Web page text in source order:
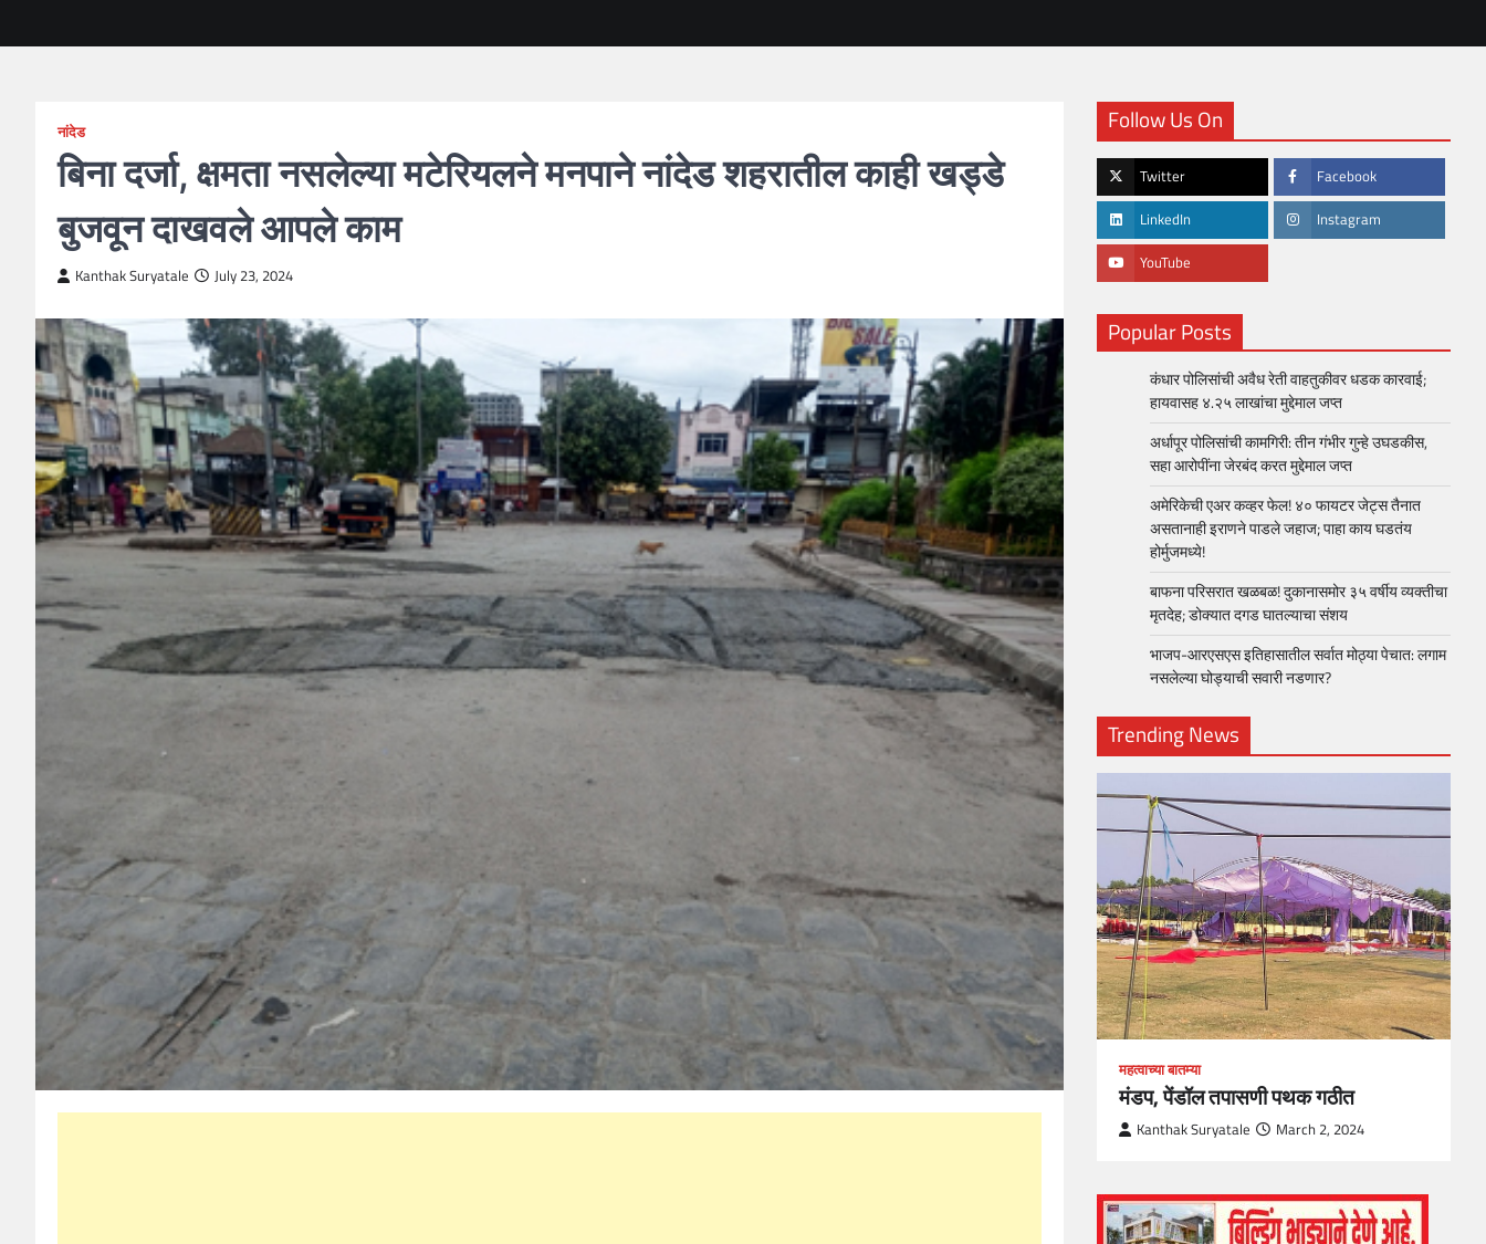
नांदेड
बिना दर्जा, क्षमता नसलेल्या मटेरियलने मनपाने नांदेड शहरातील काही खड्डे
बुजवून दाखवले आपले काम
Kanthak Suryatale July 23, 2024
Follow Us On
Twitter Facebook
LinkedIn Instagram
YouTube
Popular Posts
कंधार पोलिसांची अवैध रेती वाहतुकीवर धडक कारवाई;
हायवासह ४.२५ लाखांचा मुद्देमाल जप्त
अर्धापूर पोलिसांची कामगिरी: तीन गंभीर गुन्हे उघडकीस,
सहा आरोपींना जेरबंद करत मुद्देमाल जप्त
अमेरिकेची एअर कव्हर फेल! ४० फायटर जेट्स तैनात
असतानाही इराणने पाडले जहाज; पाहा काय घडतंय
होर्मुजमध्ये!
बाफना परिसरात खळबळ! दुकानासमोर ३५ वर्षीय व्यक्तीचा
मृतदेह; डोक्यात दगड घातल्याचा संशय
भाजप-आरएसएस इतिहासातील सर्वात मोठ्या पेचात: लगाम
नसलेल्या घोड्याची सवारी नडणार?
Trending News
What Is a Front-End Developer?
How to Become One, Salary, Skills
Kanthak Suryatale April 30, 2021
महत्वाच्या बातम्या
मंडप, पेंडॉल तपासणी पथक गठीत
Kanthak Suryatale March 2, 2024